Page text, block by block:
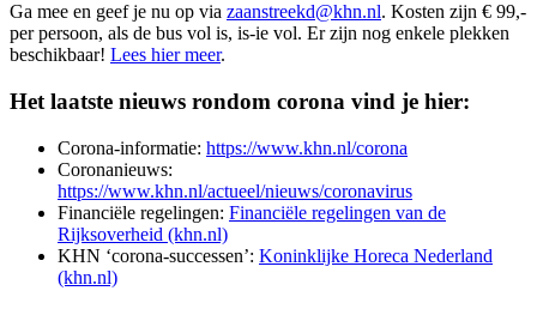
Ga mee en geef je nu op via zaanstreekd@khn.nl. Kosten zijn € 99,-
per persoon, als de bus vol is, is-ie vol. Er zijn nog enkele plekken
beschikbaar! Lees hier meer.
Het laatste nieuws rondom corona vind je hier:
Corona-informatie: https://www.khn.nl/corona
Coronanieuws:
https://www.khn.nl/actueel/nieuws/coronavirus
Financiële regelingen: Financiële regelingen van de
Rijksoverheid (khn.nl)
KHN ‘corona-successen’: Koninklijke Horeca Nederland
(khn.nl)